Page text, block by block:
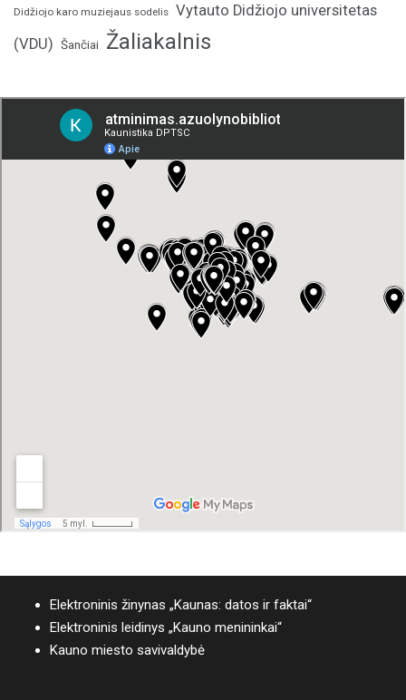
Didžiojo karo muziejaus sodelis Vytauto Didžiojo universitetas
(VDU) Šančiai Žaliakalnis
Elektroninis žinynas „Kaunas: datos ir faktai“
Elektroninis leidinys „Kauno menininkai“
Kauno miesto savivaldybė